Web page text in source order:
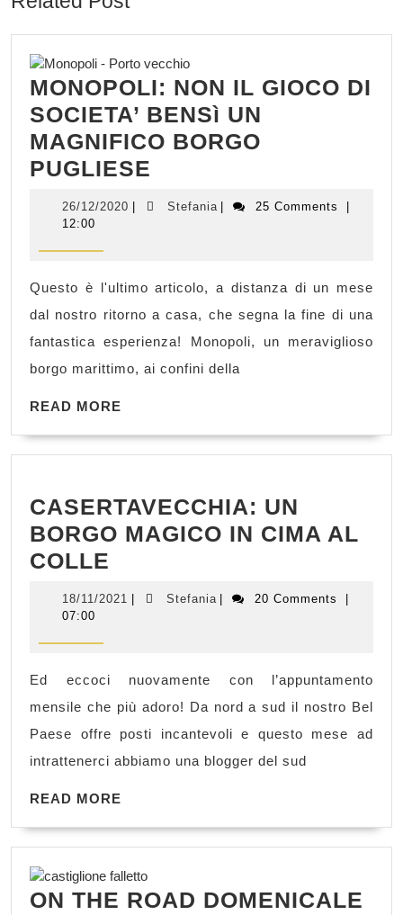
MONOPOLI: NON IL GIOCO DI
SOCIETA’ BENSì UN
MAGNIFICO BORGO
PUGLIESE
SOCIETA’
BENSì
PUGLIESE
26/12/2020 26/12/2020
StefaniaStefania25 Comments
12:00
Questo è l'ultimo articolo, a distanza di un mese
dal nostro ritorno a casa, che segna la fine di una
fantastica esperienza! Monopoli, un meraviglioso
borgo marittimo, ai confini della
READ MORE
CASERTAVECCHIA: UN
BORGO MAGICO IN CIMA AL
COLLE
BORGO
AL
COLLE
18/11/2021 18/11/2021StefaniaStefania20 Comments
07:00
Ed eccoci nuovamente con l’appuntamento
mensile che più adoro! Da nord a sud il nostro Bel
Paese offre posti incantevoli e questo mese ad
intrattenerci abbiamo una blogger del sud
READ MORE
ON THE ROAD DOMENICALE